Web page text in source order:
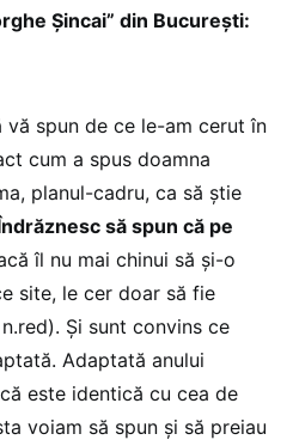
Șincai” din București:
vă spun de ce le-am cerut în
cum a spus doamna
planul-cadru, ca să știe
să spun că pe
îl nu mai chinui să și-o
site, le cer doar să fie
Și sunt convins ce
Adaptată anului
este identică cu cea de
voiam să spun și să preiau